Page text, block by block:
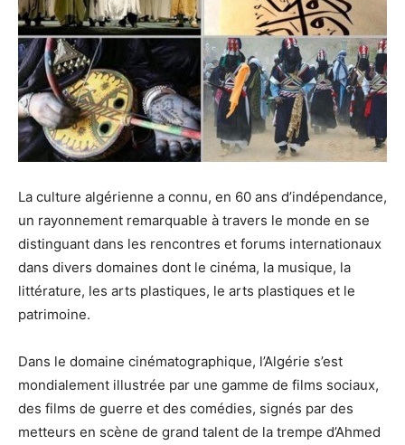
La culture algérienne a connu, en 60 ans d’indépendance,
un rayonnement remarquable à travers le monde en se
distinguant dans les rencontres et forums internationaux
dans divers domaines dont le cinéma, la musique, la
littérature, les arts plastiques, le arts plastiques et le
patrimoine.
Dans le domaine cinématographique, l’Algérie s’est
mondialement illustrée par une gamme de films sociaux,
des films de guerre et des comédies, signés par des
metteurs en scène de grand talent de la trempe d’Ahmed